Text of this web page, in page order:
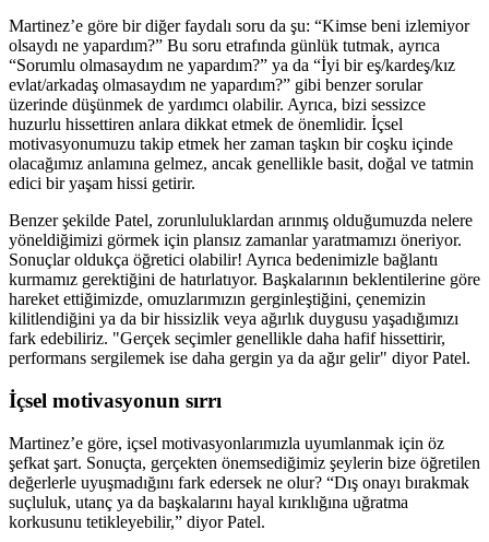
Martinez’e göre bir diğer faydalı soru da şu: “Kimse beni izlemiyor
olsaydı ne yapardım?” Bu soru etrafında günlük tutmak, ayrıca
“Sorumlu olmasaydım ne yapardım?” ya da “İyi bir eş/kardeş/kız
evlat/arkadaş olmasaydım ne yapardım?” gibi benzer sorular
üzerinde düşünmek de yardımcı olabilir. Ayrıca, bizi sessizce
huzurlu hissettiren anlara dikkat etmek de önemlidir. İçsel
motivasyonumuzu takip etmek her zaman taşkın bir coşku içinde
olacağımız anlamına gelmez, ancak genellikle basit, doğal ve tatmin
edici bir yaşam hissi getirir.
Benzer şekilde Patel, zorunluluklardan arınmış olduğumuzda nelere
yöneldiğimizi görmek için plansız zamanlar yaratmamızı öneriyor.
Sonuçlar oldukça öğretici olabilir! Ayrıca bedenimizle bağlantı
kurmamız gerektiğini de hatırlatıyor. Başkalarının beklentilerine göre
hareket ettiğimizde, omuzlarımızın gerginleştiğini, çenemizin
kilitlendiğini ya da bir hissizlik veya ağırlık duygusu yaşadığımızı
fark edebiliriz. "Gerçek seçimler genellikle daha hafif hissettirir,
performans sergilemek ise daha gergin ya da ağır gelir" diyor Patel.
İçsel motivasyonun sırrı
Martinez’e göre, içsel motivasyonlarımızla uyumlanmak için öz
şefkat şart. Sonuçta, gerçekten önemsediğimiz şeylerin bize öğretilen
değerlerle uyuşmadığını fark edersek ne olur? “Dış onayı bırakmak
suçluluk, utanç ya da başkalarını hayal kırıklığına uğratma
korkusunu tetikleyebilir,” diyor Patel.